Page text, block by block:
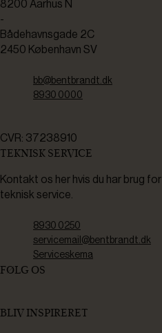
8200 Aarhus N
-
Bådehavnsgade 2C
2450 København SV
bb@bentbrandt.dk
8930 0000
CVR: 37238910
TEKNISK SERVICE
Kontakt os her hvis du har brug for
teknisk service.
8930 0250
servicemail@bentbrandt.dk
Serviceskema
FØLG OS
BLIV INSPIRERET